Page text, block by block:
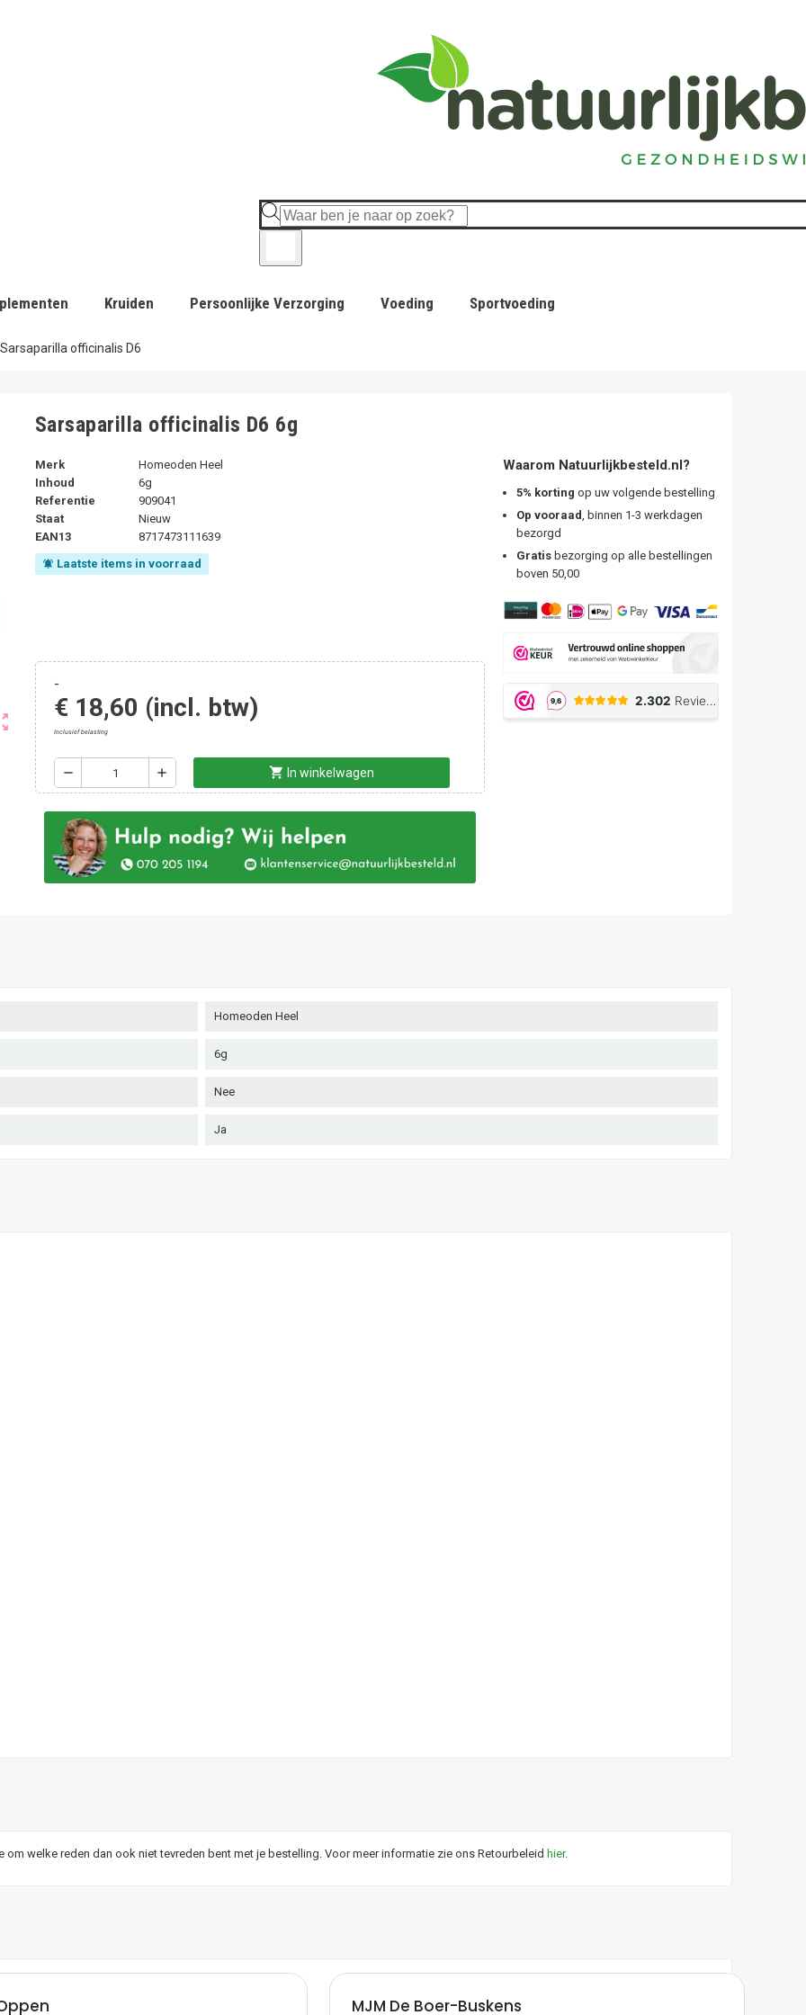
Kruiden Persoonlijke Verzorging Voeding Sportvoeding
Sarsaparilla officinalis D6
Sarsaparilla officinalis D6 6g
Merk
Homeoden Heel
Inhoud
6g
Referentie
909041
Staat
Nieuw
EAN13
8717473111639
notifications_active Laatste items in voorraad
-
€ 18,60 (incl. btw)
Inclusief belasting
remove add shopping_cart In winkelwagen
Waarom Natuurlijkbesteld.nl?
5% korting op uw volgende bestelling
Op vooraad, binnen 1-3 werkdagen
bezorgd
Gratisbezorging op alle bestellingen
boven 50,00
Homeoden Heel
6g
Nee
Ja
welke reden dan ook niet tevreden bent met je bestelling. Voor meer informatie zie ons Retourbeleid hier.